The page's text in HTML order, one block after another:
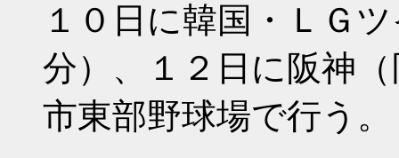
１０日に韓国・ＬＧ
分）、１２日に阪神
市東部野球場で行う。